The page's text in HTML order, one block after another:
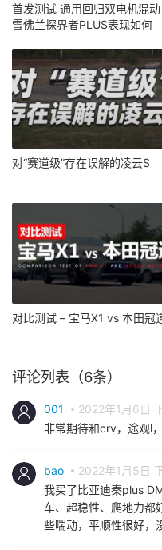
首发测试 通用回归双电机混动
雪佛兰探界者PLUS表现如何
对“赛道级”存在误解的凌云S
对比测试 – 宝马X1 vs 本田冠
评论列表（6条）
001
2022年1月6日
非常期待和crv，途观l
bao
2022年1月5日
我买了比亚迪秦plus
车、超稳性、爬地力都
些喘动，平顺性很好，